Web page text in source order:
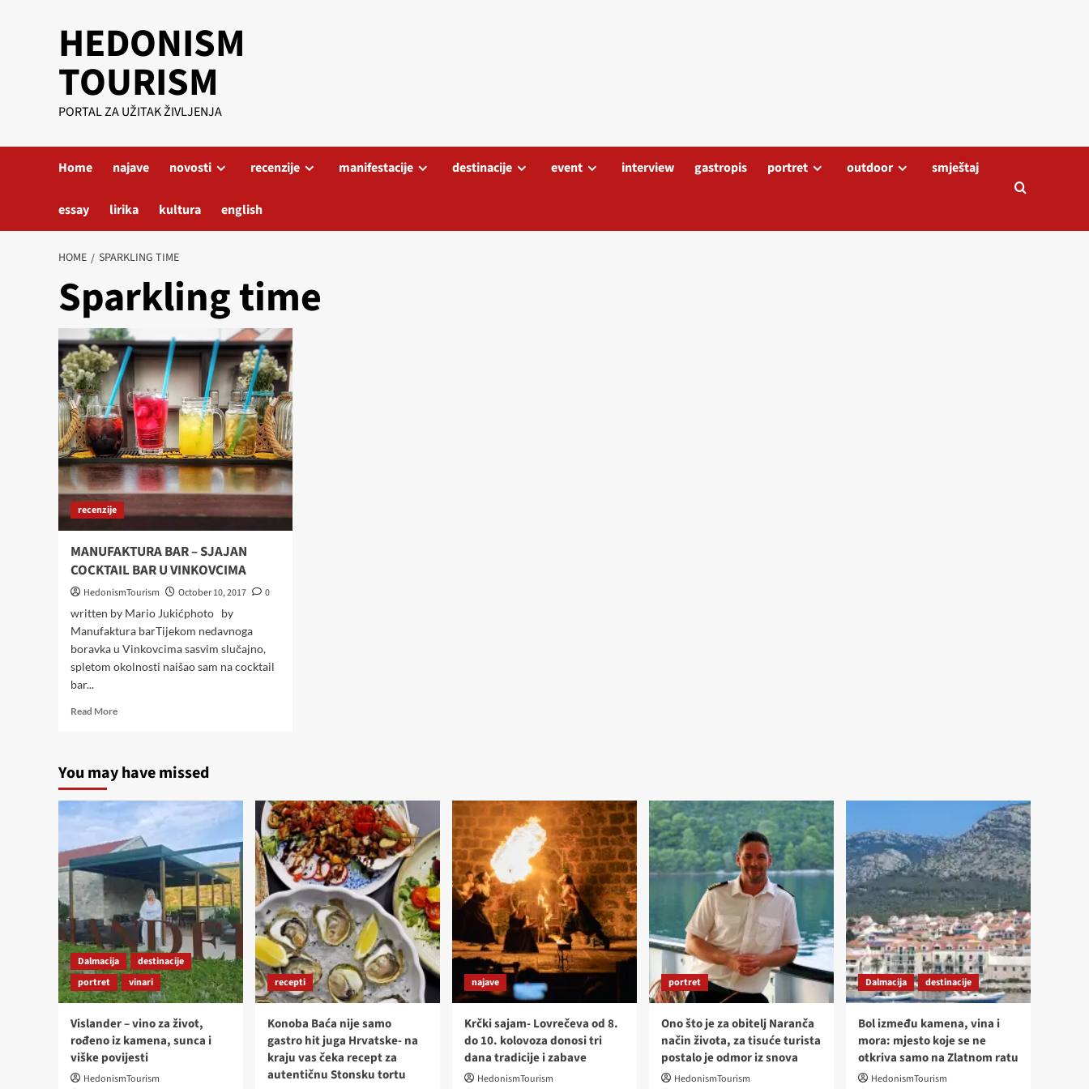
HEDONISM
TOURISM
PORTAL ZA UŽITAK ŽIVLJENJA
Home najave novosti recenzije manifestacije destinacije event interview gastropis portret outdoor smještaj
essay lirika kultura english
HOME SPARKLING TIME
Sparkling time
recenzije
MANUFAKTURA BAR – SJAJAN
COCKTAIL BAR U VINKOVCIMA
HedonismTourism October 10, 2017
0
written by Mario Jukićphoto by
Manufaktura barTijekom nedavnoga
boravka u Vinkovcima sasvim slučajno,
spletom okolnosti naišao sam na cocktail
bar...
Read MoreRead
BAR
SJAJAN
U
VINKOVCIMA
You may have missed
Dalmacija
destinacije
portret
vinari
Vislander – vino za život,
rođeno iz kamena, sunca i
viške povijesti
HedonismTourism
recepti
Konoba Baća nije samo
gastro hit juga Hrvatske- na
kraju vas čeka recept za
autentičnu Stonsku tortu
najave
Krčki sajam- Lovrečeva od 8.
do 10. kolovoza donosi tri
dana tradicije i zabave
HedonismTourism
portret
Ono što je za obitelj Naranča
način života, za tisuće turista
postalo je odmor iz snova
HedonismTourism
Dalmacija destinacije
Bol između kamena, vina i
mora: mjesto koje se ne
otkriva samo na Zlatnom ratu
HedonismTourism